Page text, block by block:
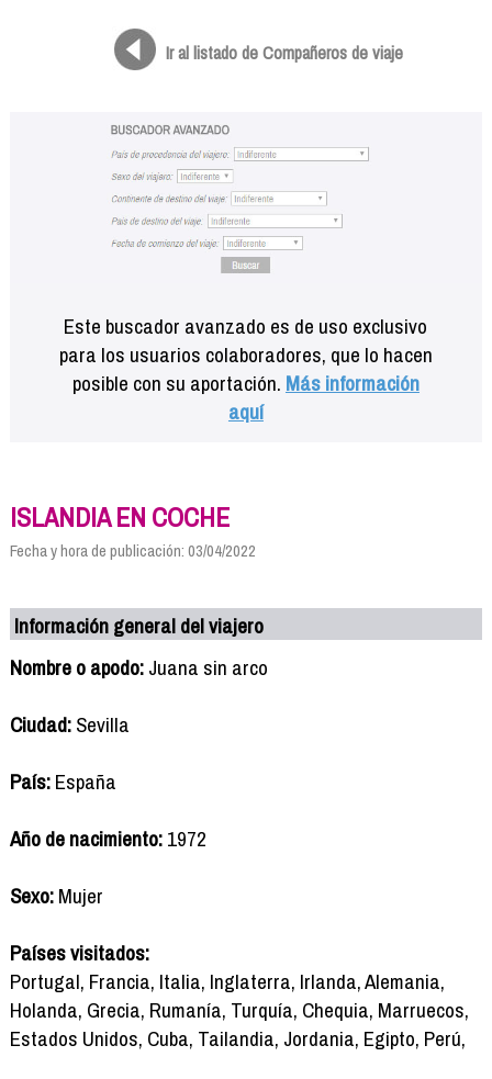
Ir al listado de Compañeros de viaje
Este buscador avanzado es de uso exclusivo
para los usuarios colaboradores, que lo hacen
posible con su aportación. Más información
aquí
ISLANDIA EN COCHE
Fecha y hora de publicación: 03/04/2022
Información general del viajero
Nombre o apodo:Juana sin arco
Ciudad:Sevilla
País:España
Año de nacimiento:1972
Sexo:Mujer
Países visitados:
Portugal, Francia, Italia, Inglaterra, Irlanda, Alemania,
Holanda, Grecia, Rumanía, Turquía, Chequia, Marruecos,
Estados Unidos, Cuba, Tailandia, Jordania, Egipto, Perú,